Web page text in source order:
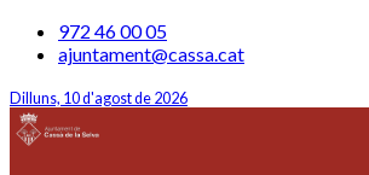
972 46 00 05
ajuntament@cassa.cat
Dilluns, 10 d'agost de 2026